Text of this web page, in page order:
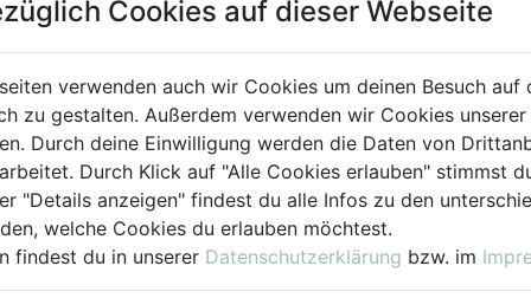
für Jedermann
Cookies auf dieser Webseite
verwenden auch wir Cookies um deinen Besuch auf
zu gestalten. Außerdem verwenden wir Cookies
Durch deine Einwilligung werden die Daten von
Durch Klick auf "Alle Cookies erlauben" stimmst
"Details anzeigen" findest du alle Infos zu den
welche Cookies du erlauben möchtest.
findest du in unserer Datenschutzerklärung bzw. im